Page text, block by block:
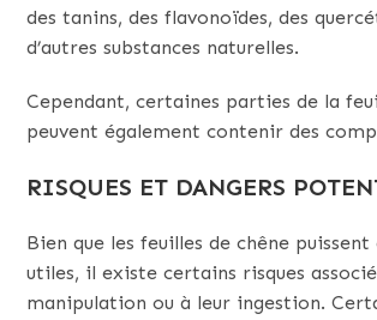
des tanins, des flavonoïdes, des
d’autres substances naturelles.
Cependant, certaines parties de la
peuvent également contenir des
RISQUES ET DANGERS
Bien que les feuilles de chêne
utiles, il existe certains risques
manipulation ou à leur ingestion.